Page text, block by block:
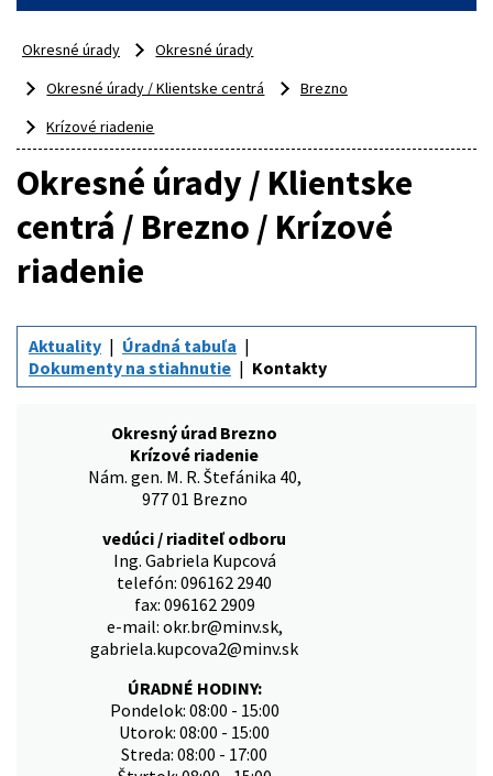
Okresné úrady
Okresné úrady
Okresné úrady / Klientske centrá
Brezno
Krízové riadenie
Okresné úrady / Klientske
centrá / Brezno / Krízové
riadenie
Aktuality
Úradná tabuľa
Dokumenty na stiahnutie
Kontakty
Okresný úrad Brezno
Krízové riadenie
Nám. gen. M. R. Štefánika 40,
977 01 Brezno
vedúci / riaditeľ odboru
Ing. Gabriela Kupcová
telefón: 096162 2940
fax: 096162 2909
e-mail: okr.br@minv.sk,
gabriela.kupcova2@minv.sk
ÚRADNÉ HODINY:
Pondelok: 08:00 - 15:00
Utorok: 08:00 - 15:00
Streda: 08:00 - 17:00